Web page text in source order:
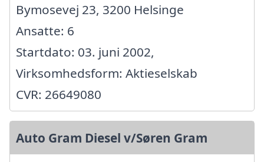
Bymosevej 23, 3200 Helsinge
Ansatte: 6
Startdato: 03. juni 2002,
Virksomhedsform: Aktieselskab
CVR: 26649080
Auto Gram Diesel v/Søren Gram